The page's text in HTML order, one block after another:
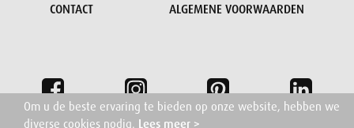
CONTACT ALGEMENE VOORWAARDEN
Om u de beste ervaring te bieden op onze website, hebben we
diverse cookies nodig. Lees meer >